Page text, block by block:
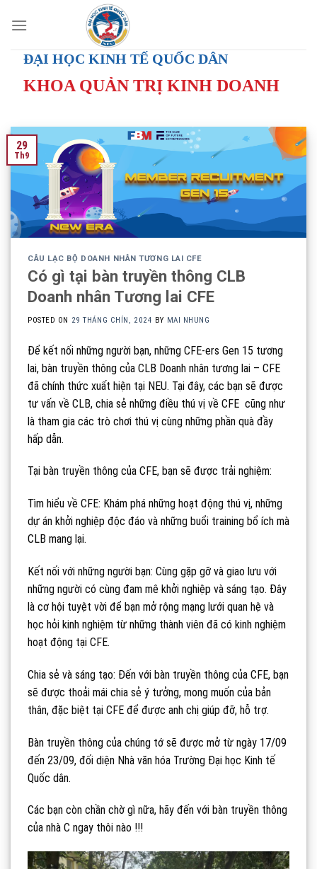
ĐẠI HỌC KINH TẾ QUỐC DÂN
KHOA QUẢN TRỊ KINH DOANH
29
Th9
CÂU LẠC BỘ DOANH NHÂN TƯƠNG LAI CFE
Có gì tại bàn truyền thông CLB
Doanh nhân Tương lai CFE
POSTED ON 29 THÁNG CHÍN, 2024 BY MAI NHUNG
Để kết nối những người bạn, những CFE-ers Gen 15 tương
lai, bàn truyền thông của CLB Doanh nhân tương lai – CFE
đã chính thức xuất hiện tại NEU. Tại đây, các bạn sẽ được
tư vấn về CLB, chia sẻ những điều thú vị về CFE cũng như
là tham gia các trò chơi thú vị cùng những phần quà đầy
hấp dẫn.
Tại bàn truyền thông của CFE, bạn sẽ được trải nghiệm:
Tìm hiểu về CFE: Khám phá những hoạt động thú vị, những
dự án khởi nghiệp độc đáo và những buổi training bổ ích mà
CLB mang lại.
Kết nối với những người bạn: Cùng gặp gỡ và giao lưu với
những người có cùng đam mê khởi nghiệp và sáng tạo. Đây
là cơ hội tuyệt vời để bạn mở rộng mạng lưới quan hệ và
học hỏi kinh nghiệm từ những thành viên đã có kinh nghiệm
hoạt động tại CFE.
Chia sẻ và sáng tạo: Đến với bàn truyền thông của CFE, bạn
sẽ được thoải mái chia sẻ ý tưởng, mong muốn của bản
thân, đặc biệt tại CFE để được anh chị giúp đỡ, hỗ trợ.
Bàn truyền thông của chúng tớ sẽ được mở từ ngày 17/09
đến 23/09, đối diện Nhà văn hóa Trường Đại học Kinh tế
Quốc dân.
Các bạn còn chần chờ gì nữa, hãy đến với bàn truyền thông
của nhà C ngay thôi nào !!!